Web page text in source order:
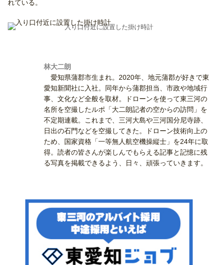
れている。
入り口付近に設置した掛け時計
林大二朗
愛知県蒲郡市生まれ。2020年、地元蒲郡が好きで東
愛知新聞社に入社。同年から蒲郡担当、市政や地域行
事、文化など全般を取材。ドローンを使って東三河の
名所を空撮したルポ「大二朗記者の空からの訪問」を
不定期連載。これまで、三河大島や三河国分尼寺跡、
日出の石門などを空撮してきた。ドローン技術向上の
ため、国家資格「一等無人航空機操縦士」を24年に取
得。読者の皆さんが楽しんでもらえる記事と記憶に残
る写真を掲載できるよう、日々、頑張っていきます。